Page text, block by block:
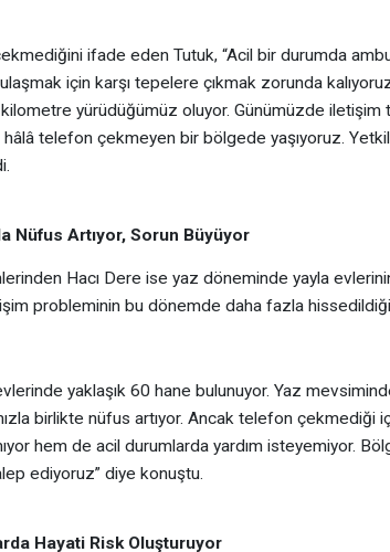
ifade eden Tutuk, “Acil bir durumda
ulaşmak için karşı tepelere çıkmak zorunda
yürüdüğümüz oluyor. Günümüzde iletişim
telefon çekmeyen bir bölgede yaşıyoruz.
Nüfus Artıyor, Sorun Büyüyor
Hacı Dere ise yaz döneminde yayla evlerinin
probleminin bu dönemde daha fazla
yaklaşık 60 hane bulunuyor. Yaz
birlikte nüfus artıyor. Ancak telefon çekmediği
hem de acil durumlarda yardım isteyemiyor.
ediyoruz” diye konuştu.
Hayati Risk Oluşturuyor